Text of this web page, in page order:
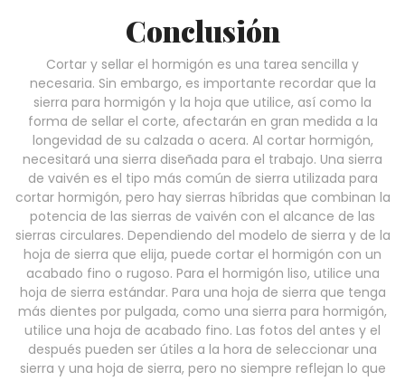
Conclusión
Cortar y sellar el hormigón es una tarea sencilla y
necesaria. Sin embargo, es importante recordar que la
sierra para hormigón y la hoja que utilice, así como la
forma de sellar el corte, afectarán en gran medida a la
longevidad de su calzada o acera. Al cortar hormigón,
necesitará una sierra diseñada para el trabajo. Una sierra
de vaivén es el tipo más común de sierra utilizada para
cortar hormigón, pero hay sierras híbridas que combinan la
potencia de las sierras de vaivén con el alcance de las
sierras circulares. Dependiendo del modelo de sierra y de la
hoja de sierra que elija, puede cortar el hormigón con un
acabado fino o rugoso. Para el hormigón liso, utilice una
hoja de sierra estándar. Para una hoja de sierra que tenga
más dientes por pulgada, como una sierra para hormigón,
utilice una hoja de acabado fino. Las fotos del antes y el
después pueden ser útiles a la hora de seleccionar una
sierra y una hoja de sierra, pero no siempre reflejan lo que